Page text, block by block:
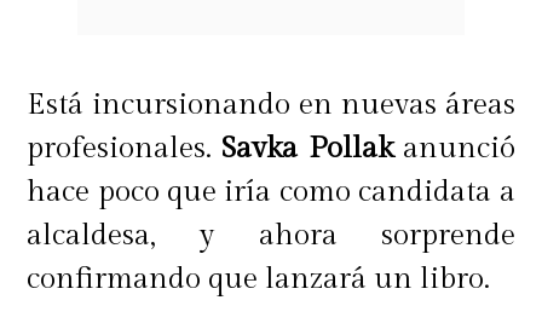
Es cada vez más común en estos
tiempos el aumento de las
depresiones, insatisfacciones y
frustraciones que acarrea la
cotidianidad y la falta de reflexión.
Está incursionando en nuevas áreas
profesionales. Savka Pollakanunció
hace poco que iría como candidata a
alcaldesa, y ahora sorprende
confirmando que lanzará un libro.